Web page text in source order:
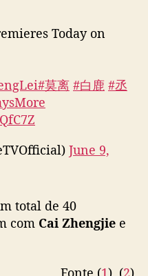
F
s
s
e
”
Today on
#莫离 #白鹿 #丞
June 9,
total de 40
com Cai Zhengjie e